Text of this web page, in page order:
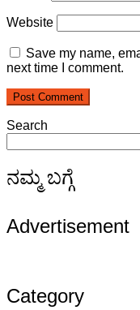
Website
Save my name,
next time I comment.
Search
ನಮ್ಮ ಬಗ್ಗೆ
Advertisement
Category